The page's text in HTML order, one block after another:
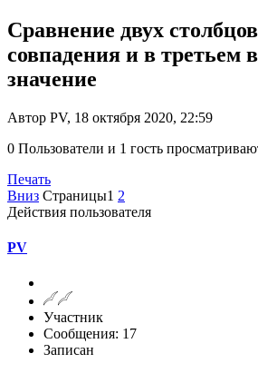
Сравнение двух
совпадения и в третьем
значение
Автор PV, 18 октября 2020, 22:59
0 Пользователи и 1 гость
Печать
Вниз Страницы1 2
Действия пользователя
PV
Участник
Сообщения: 17
Записан